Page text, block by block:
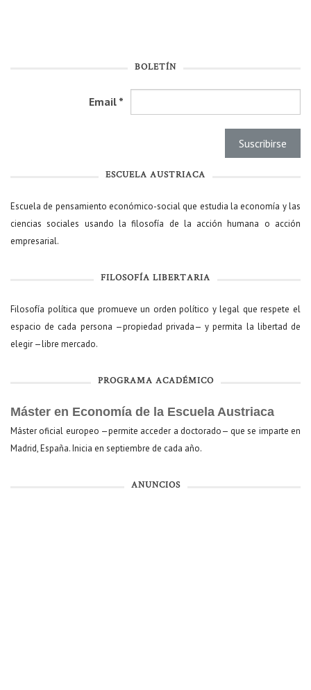
BOLETÍN
Email *
ESCUELA AUSTRIACA
Escuela de pensamiento económico-social que estudia la economía y las
ciencias sociales usando la filosofía de la acción humana o acción
empresarial.
FILOSOFÍA LIBERTARIA
Filosofía política que promueve un orden político y legal que respete el
espacio de cada persona —propiedad privada— y permita la libertad de
elegir —libre mercado.
PROGRAMA ACADÉMICO
Máster en Economía de la Escuela Austriaca
Máster oficial europeo —permite acceder a doctorado— que se imparte en
Madrid, España. Inicia en septiembre de cada año.
ANUNCIOS